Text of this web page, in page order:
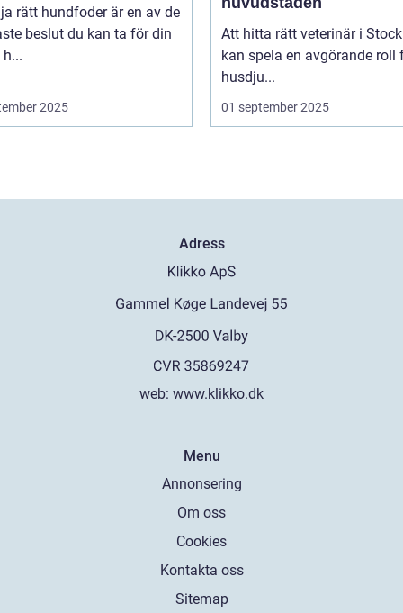
rätt hundfoder är en av de
beslut du kan ta för din
2025
Att hitta rätt veterinär i
kan spela en avgörande roll
husdju...
01 september 2025
Adress
web: www.klikko.dk
Menu
Annonsering
Om oss
Cookies
Kontakta oss
Sitemap